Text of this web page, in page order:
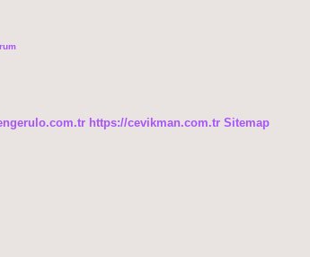
https://cevikman.com.tr Sitemap